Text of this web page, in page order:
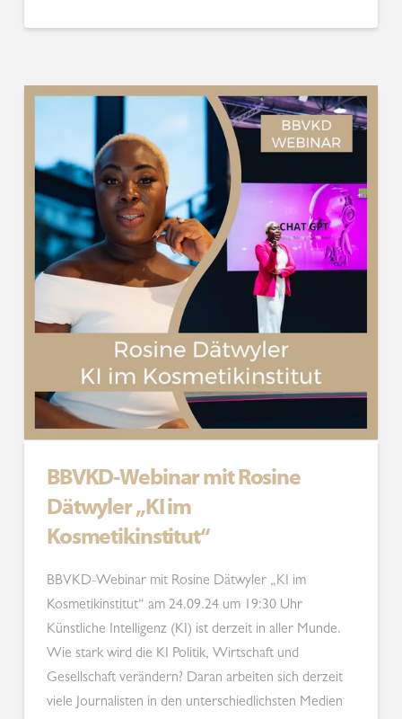
BBVKD-Webinar mit Rosine
Dätwyler „KI im
Kosmetikinstitut“
BBVKD-Webinar mit Rosine Dätwyler „KI im
Kosmetikinstitut“ am 24.09.24 um 19:30 Uhr
Künstliche Intelligenz (KI) ist derzeit in aller Munde.
Wie stark wird die KI Politik, Wirtschaft und
Gesellschaft verändern? Daran arbeiten sich derzeit
viele Journalisten in den unterschiedlichsten Medien